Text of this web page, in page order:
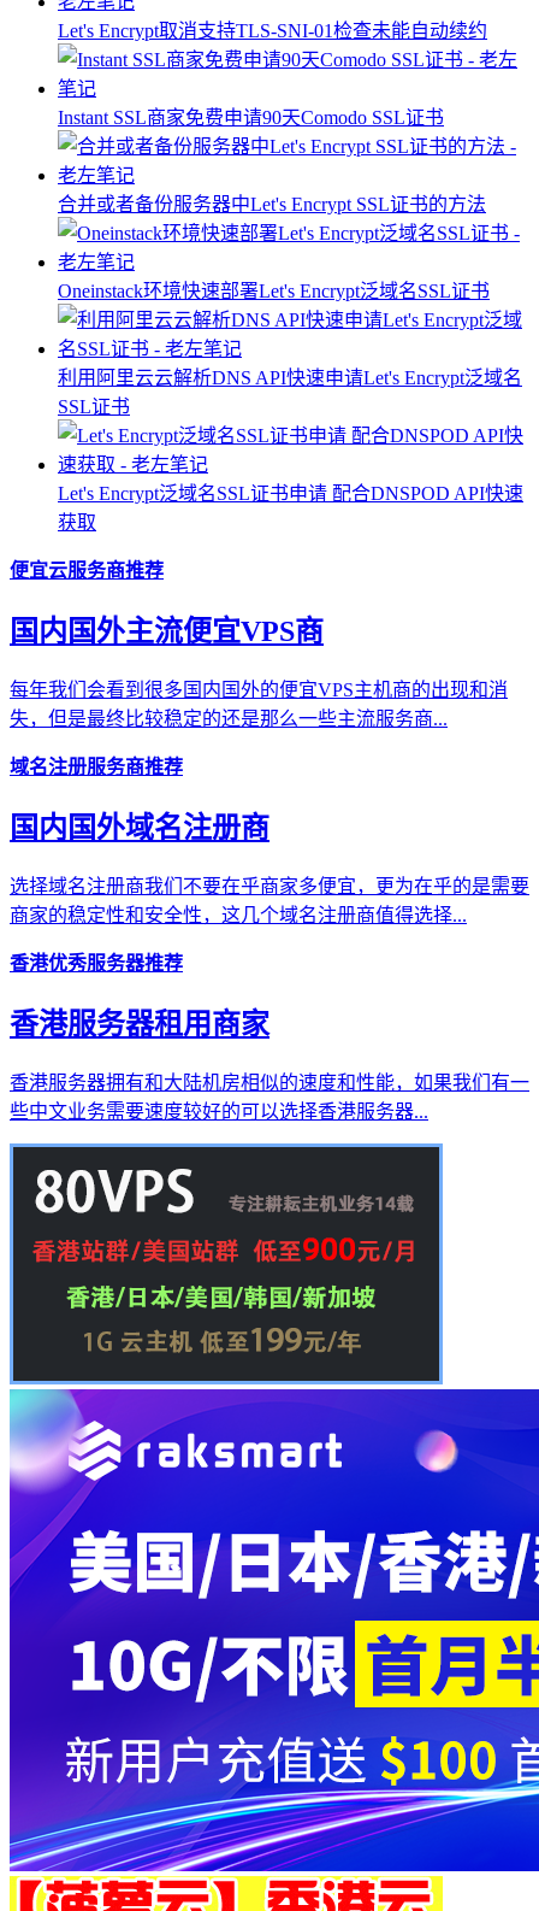
Let's Encrypt取消支持TLS-SNI-01检查未能自动续约
Instant SSL商家免费申请90天Comodo SSL证书
合并或者备份服务器中Let's Encrypt SSL证书的方法
Oneinstack环境快速部署Let's Encrypt泛域名SSL证书
利用阿里云云解析DNS API快速申请Let's Encrypt泛域名
SSL证书
Let's Encrypt泛域名SSL证书申请 配合DNSPOD API快速
获取
便宜云服务商推荐
国内国外主流便宜VPS商
每年我们会看到很多国内国外的便宜VPS主机商的出现和消
失，但是最终比较稳定的还是那么一些主流服务商...
域名注册服务商推荐
国内国外域名注册商
选择域名注册商我们不要在乎商家多便宜，更为在乎的是需要
商家的稳定性和安全性，这几个域名注册商值得选择...
香港优秀服务器推荐
香港服务器租用商家
香港服务器拥有和大陆机房相似的速度和性能，如果我们有一
些中文业务需要速度较好的可以选择香港服务器...